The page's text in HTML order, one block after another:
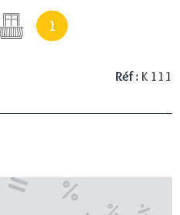
4m². Ce bien comporte un
important réseau de
- REVENUS NETS MENSUELS :
1
Réf : K 111